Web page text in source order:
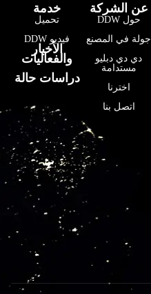
عن الشركة
حول DDW
جولة في المصنع
دي دي دبليو
مستدامة
اخترنا
اتصل بنا
خدمة
تحميل
فيديو DDW
الأخبار
والفعاليات
دراسات حالة